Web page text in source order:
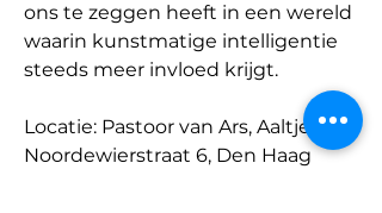
ons te zeggen heeft in een wereld
waarin kunstmatige intelligentie
steeds meer invloed krijgt.
Locatie: Pastoor van Ars, Aaltje
Noordewierstraat 6, Den Haag